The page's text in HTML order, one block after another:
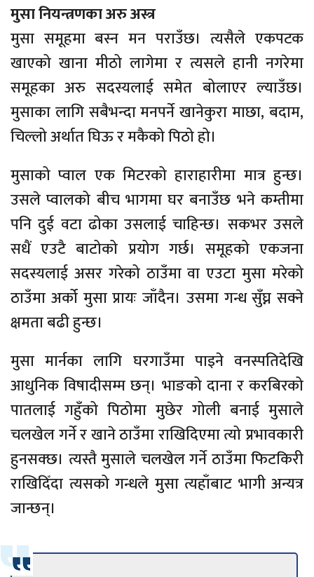
मुसा नियन्त्रणका अरु अस्त्र
मुसा समूहमा बस्न मन पराउँछ। त्यसैले एकपटक
खाएको खाना मीठो लागेमा र त्यसले हानी नगरेमा
समूहका अरु सदस्यलाई समेत बोलाएर ल्याउँछ।
मुसाका लागि सबैभन्दा मनपर्ने खानेकुरा माछा, बदाम,
चिल्लो अर्थात घिऊ र मकैको पिठो हो।
मुसाको प्वाल एक मिटरको हाराहारीमा मात्र हुन्छ।
उसले प्वालको बीच भागमा घर बनाउँछ भने कम्तीमा
पनि दुई वटा ढोका उसलाई चाहिन्छ। सकभर उसले
सधैं एउटै बाटोको प्रयोग गर्छ। समूहको एकजना
सदस्यलाई असर गरेको ठाउँमा वा एउटा मुसा मरेको
ठाउँमा अर्को मुसा प्रायः जाँदैन। उसमा गन्ध सुँघ्न सक्ने
क्षमता बढी हुन्छ।
मुसा मार्नका लागि घरगाउँमा पाइने वनस्पतिदेखि
आधुनिक विषादीसम्म छन्। भाङको दाना र करबिरको
पातलाई गहुँको पिठोमा मुछेर गोली बनाई मुसाले
चलखेल गर्ने र खाने ठाउँमा राखिदिएमा त्यो प्रभावकारी
हुनसक्छ। त्यस्तै मुसाले चलखेल गर्ने ठाउँमा फिटकिरी
राखिदिँदा त्यसको गन्धले मुसा त्यहाँबाट भागी अन्यत्र
जान्छन्।